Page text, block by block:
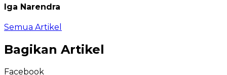
Iga Narendra
Semua Artikel
Bagikan Artikel
Facebook